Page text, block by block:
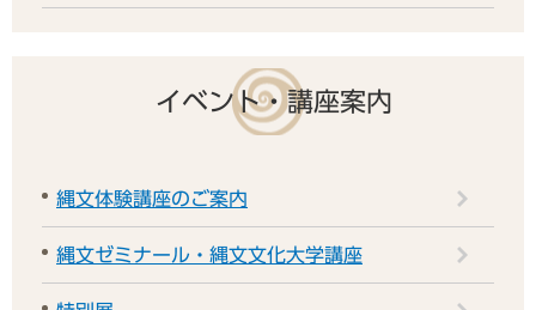
イベント・講座案内
縄文体験講座のご案内
縄文ゼミナール・縄文文化大学講座